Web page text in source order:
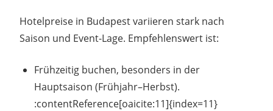
Hotelpreise in Budapest variieren stark nach
Saison und Event-Lage. Empfehlenswert ist:
Frühzeitig buchen, besonders in der
Hauptsaison (Frühjahr–Herbst).
:contentReference[oaicite:11]{index=11}